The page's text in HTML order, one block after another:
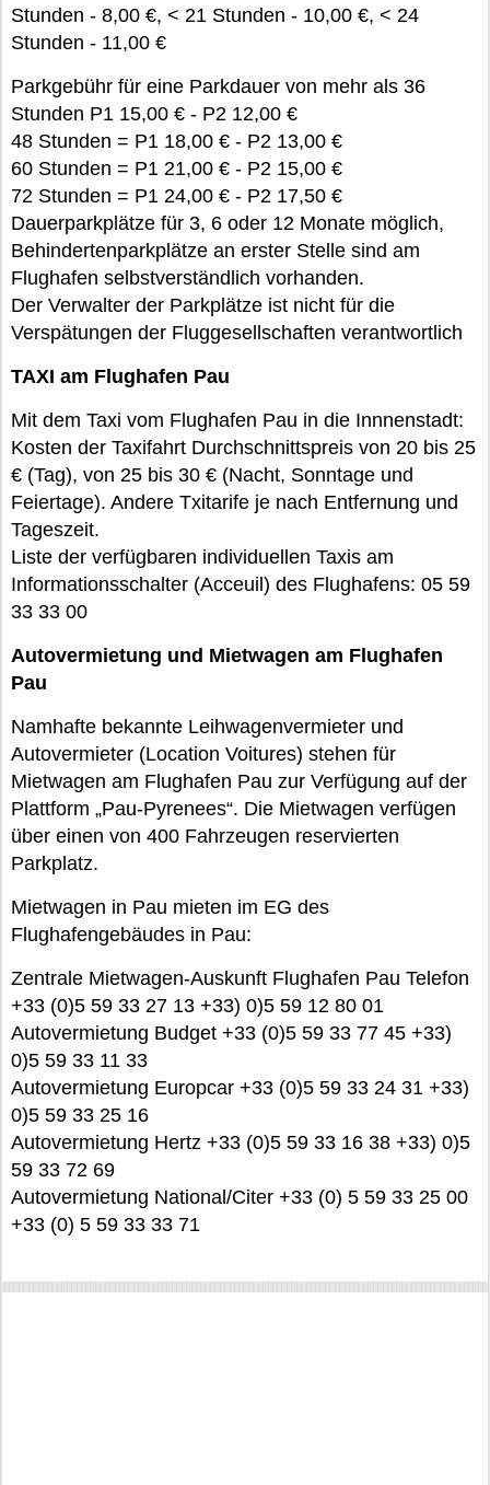
Stunden - 8,00 €, < 21 Stunden - 10,00 €, < 24
Stunden - 11,00 €
Parkgebühr für eine Parkdauer von mehr als 36
Stunden P1 15,00 € - P2 12,00 €
48 Stunden = P1 18,00 € - P2 13,00 €
60 Stunden = P1 21,00 € - P2 15,00 €
72 Stunden = P1 24,00 € - P2 17,50 €
Dauerparkplätze für 3, 6 oder 12 Monate möglich,
Behindertenparkplätze an erster Stelle sind am
Flughafen selbstverständlich vorhanden.
Der Verwalter der Parkplätze ist nicht für die
Verspätungen der Fluggesellschaften verantwortlich
TAXI am Flughafen Pau
Mit dem Taxi vom Flughafen Pau in die Innnenstadt:
Kosten der Taxifahrt Durchschnittspreis von 20 bis 25
€ (Tag), von 25 bis 30 € (Nacht, Sonntage und
Feiertage). Andere Txitarife je nach Entfernung und
Tageszeit.
Liste der verfügbaren individuellen Taxis am
Informationsschalter (Acceuil) des Flughafens: 05 59
33 33 00
Autovermietung und Mietwagen am Flughafen
Pau
Namhafte bekannte Leihwagenvermieter und
Autovermieter (Location Voitures) stehen für
Mietwagen am Flughafen Pau zur Verfügung auf der
Plattform „Pau-Pyrenees“. Die Mietwagen verfügen
über einen von 400 Fahrzeugen reservierten
Parkplatz.
Mietwagen in Pau mieten im EG des
Flughafengebäudes in Pau:
Zentrale Mietwagen-Auskunft Flughafen Pau Telefon
+33 (0)5 59 33 27 13 +33) 0)5 59 12 80 01
Autovermietung Budget +33 (0)5 59 33 77 45 +33)
0)5 59 33 11 33
Autovermietung Europcar +33 (0)5 59 33 24 31 +33)
0)5 59 33 25 16
Autovermietung Hertz +33 (0)5 59 33 16 38 +33) 0)5
59 33 72 69
Autovermietung National/Citer +33 (0) 5 59 33 25 00
+33 (0) 5 59 33 33 71